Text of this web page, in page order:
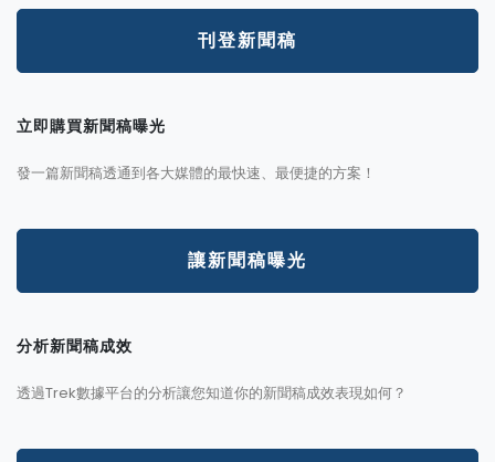
刊登新聞稿
立即購買新聞稿曝光
發一篇新聞稿透通到各大媒體的最快速、最便捷的方案！
讓新聞稿曝光
分析新聞稿成效
透過Trek數據平台的分析讓您知道你的新聞稿成效表現如何？